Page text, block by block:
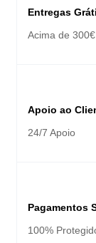
Entregas
Acima de 300€
Apoio ao
24/7 Apoio
Pagamentos
100%